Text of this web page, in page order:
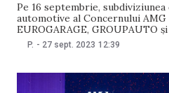
Pe 16 septembrie,
automotive al Concernului
EUROGARAGE, GROUPAUTO
desfășurat un eveniment
Moldova — AUTOMOTIVE
service-urilor auto pentru a
P. - 27 sept. 2023 12:39